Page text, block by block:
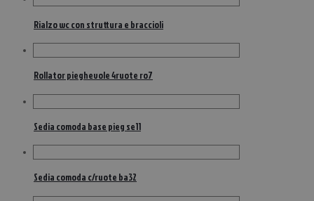
Rialzo wc con struttura e braccioli
Rollator pieghevole 4ruote ro7
Sedia comoda base pieg se11
Sedia comoda c/ruote ba32